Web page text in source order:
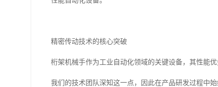
精密传动技术的核心突破
桁架机械手作为工业自动化领域的关键设备，其性能
我们的技术团队深知这一点，因此在产品研发过程中